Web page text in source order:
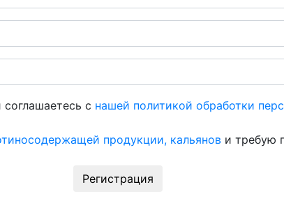
с нашей политикой обработки
продукции, кальянов и требую
Регистрация